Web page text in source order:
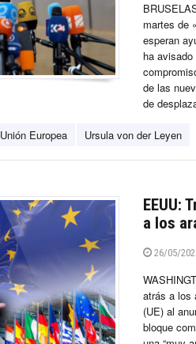
martes de
esperan
ha
de las
de
Unión Europea Ursula von der Leyen
EEUU:
a los
26/05/
atrás a los
(UE) al
bloque